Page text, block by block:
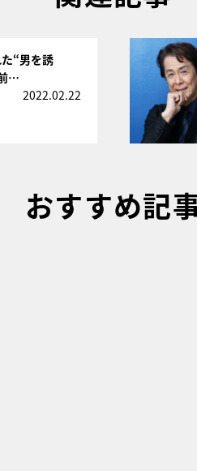
“男を誘
…
2022.02.22
おすすめ記